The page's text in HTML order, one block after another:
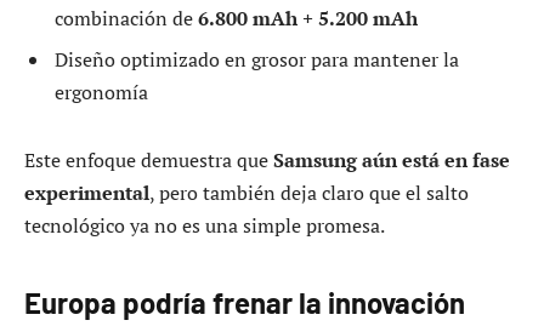
combinación de6.800 mAh + 5.200 mAh
Diseño optimizado en grosor para mantener la
ergonomía
Este enfoque demuestra queSamsung aún está en fase
experimental, pero también deja claro que el salto
tecnológico ya no es una simple promesa.
Europa podría frenar la innovación